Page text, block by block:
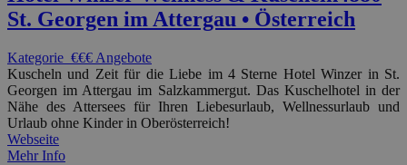
St. Georgen im Attergau • Österreich
Kategorie €€€ Angebote
Kuscheln und Zeit für die Liebe im 4 Sterne Hotel Winzer in St.
Georgen im Attergau im Salzkammergut. Das Kuschelhotel in der
Nähe des Attersees für Ihren Liebesurlaub, Wellnessurlaub und
Urlaub ohne Kinder in Oberösterreich!
Webseite
Mehr Info